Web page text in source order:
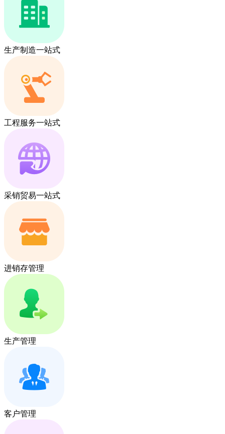
生产制造一站式
工程服务一站式
采销贸易一站式
进销存管理
生产管理
客户管理